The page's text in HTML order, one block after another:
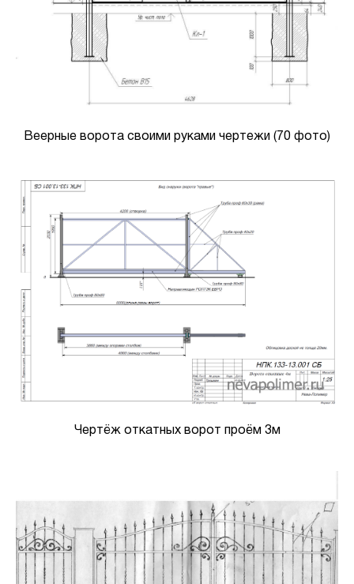
Веерные ворота своими руками чертежи (70 фото)
Чертёж откатных ворот проём 3м